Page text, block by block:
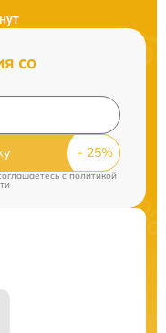
со
c политикой